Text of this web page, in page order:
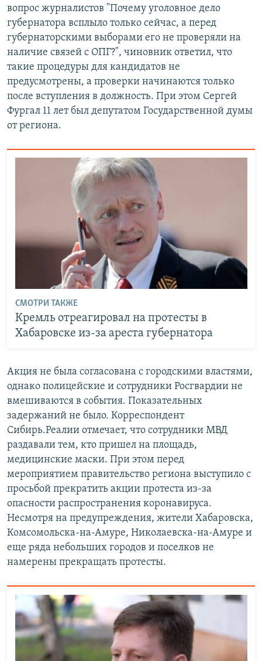
вопрос журналистов "Почему уголовное дело
губернатора всплыло только сейчас, а перед
губернаторскими выборами его не проверяли на
наличие связей с ОПГ?", чиновник ответил, что
такие процедуры для кандидатов не
предусмотрены, а проверки начинаются только
после вступления в должность. При этом Сергей
Фургал 11 лет был депутатом Государственной думы
от региона.
СМОТРИ ТАКЖЕ
Кремль отреагировал на протесты в
Хабаровске из-за ареста губернатора
Акция не была согласована с городскими властями,
однако полицейские и сотрудники Росгвардии не
вмешиваются в события. Показательных
задержаний не было. Корреспондент
Сибирь.Реалии отмечает, что сотрудники МВД
раздавали тем, кто пришел на площадь,
медицинские маски. При этом перед
мероприятием правительство региона выступило с
просьбой прекратить акции протеста из-за
опасности распространения коронавируса.
Несмотря на предупреждения, жители Хабаровска,
Комсомольска-на-Амуре, Николаевска-на-Амуре и
еще ряда небольших городов и поселков не
намерены прекращать протесты.